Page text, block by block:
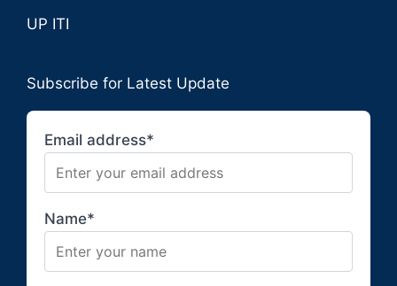
UP ITI
Subscribe for Latest Update
Email address*
Name*